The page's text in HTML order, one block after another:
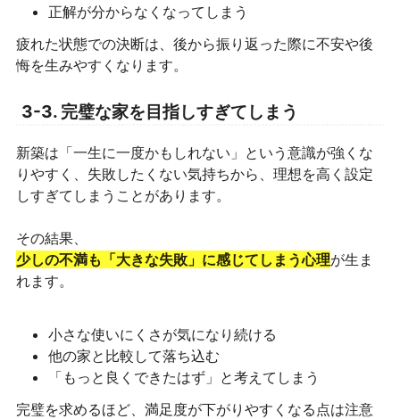
正解が分からなくなってしまう
疲れた状態での決断は、後から振り返った際に不安や後
悔を生みやすくなります。
3-3. 完璧な家を目指しすぎてしまう
新築は「一生に一度かもしれない」という意識が強くな
りやすく、失敗したくない気持ちから、理想を高く設定
しすぎてしまうことがあります。
その結果、
少しの不満も「大きな失敗」に感じてしまう心理が生ま
れます。
小さな使いにくさが気になり続ける
他の家と比較して落ち込む
「もっと良くできたはず」と考えてしまう
完璧を求めるほど、満足度が下がりやすくなる点は注意